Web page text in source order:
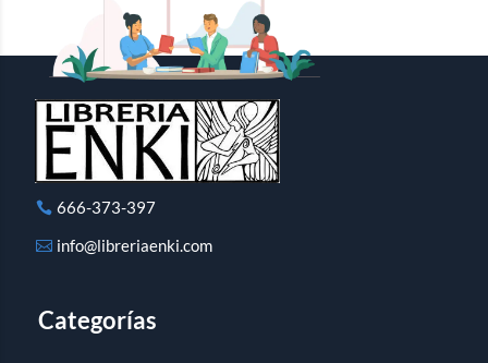
666-373-397
info@libreriaenki.com
Categorías